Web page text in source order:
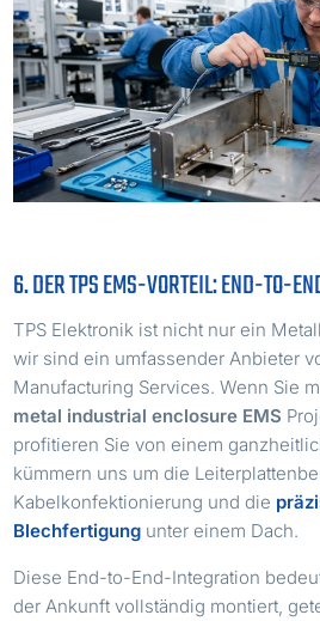
6. DER TPS EMS-VORTEIL: END-TO-
TPS Elektronik ist nicht nur ein
wir sind ein umfassender Anbieter
Manufacturing Services. Wenn Sie
metal industrial enclosure EMS
profitieren Sie von einem
kümmern uns um die
Kabelkonfektionierung und die
Blechfertigung unter einem Dach.
Diese End-to-End-Integration
der Ankunft vollständig montiert,